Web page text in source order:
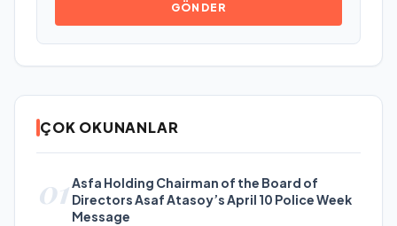
GÖNDER
ÇOK OKUNANLAR
01Asfa Holding Chairman of the Board of
Directors Asaf Atasoy’s April 10 Police Week
Message